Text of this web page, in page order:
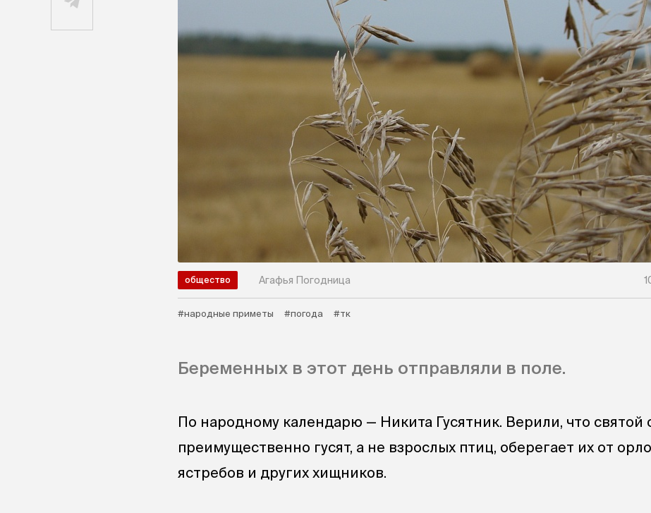
общество Агафья Погодница
#народные приметы #погода #тк
Беременных в этот день отправляли в поле.
По народному календарю — Никита Гусятник. Верили, что святой
преимущественно гусят, а не взрослых птиц, оберегает их от
ястребов и других хищников.